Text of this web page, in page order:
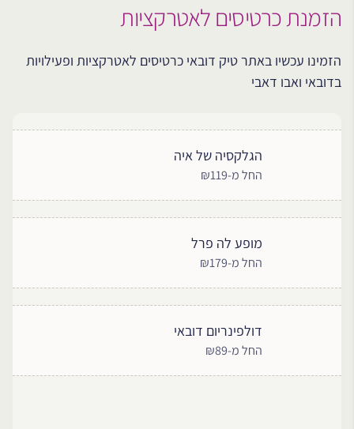
הזמנת כרטיסים לאטרקציות
הזמינו עכשיו באתר טיק דובאי כרטיסים לאטרקציות ופעילויות
בדובאי ואבו דאבי
הגלקסיה של איה
החל מ-₪119
מופע לה פרל
החל מ-₪179
דולפינריום דובאי
החל מ-₪89